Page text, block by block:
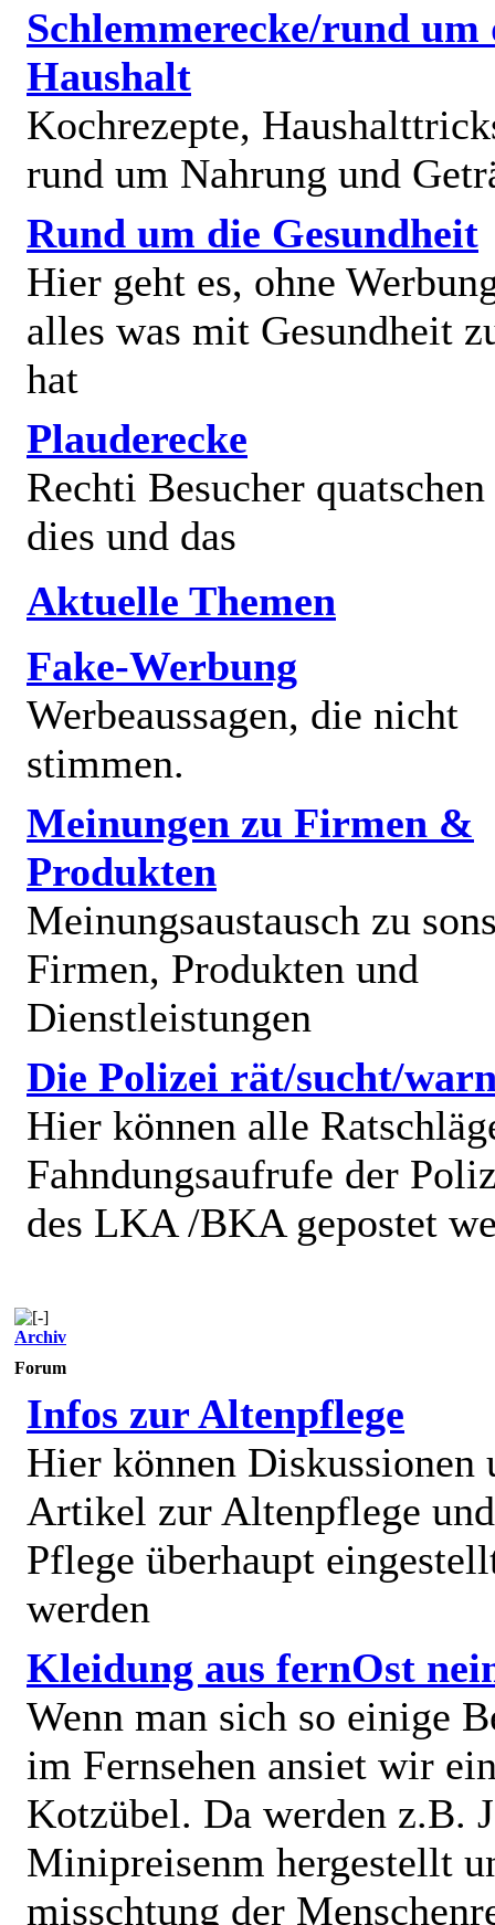
Schlemmerecke/rund um
Haushalt
Kochrezepte,
rund um Nahrung und
Rund um die Gesundheit
Hier geht es, ohne
alles was mit Gesundheit
hat
Plauderecke
Rechti Besucher
dies und das
Aktuelle Themen
Fake-Werbung
Werbeaussagen, die nicht
stimmen.
Meinungen zu Firmen &
Produkten
Meinungsaustausch zu
Firmen, Produkten und
Dienstleistungen
Die Polizei rät/sucht/
Hier können alle
Fahndungsaufrufe der
des LKA /BKA gepostet
Archiv
Forum
Infos zur Altenpflege
Hier können Diskussionen
Artikel zur Altenpflege
Pflege überhaupt
werden
Kleidung aus fernOst
Wenn man sich so einige
im Fernsehen ansiet wir
Kotzübel. Da werden z.B.
Minipreisenm hergestellt
misschtung der